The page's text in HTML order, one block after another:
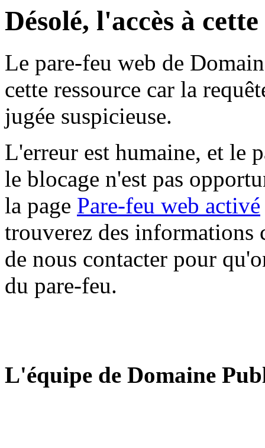
Désolé, l'accès à
Le pare-feu web de
cette ressource car la
jugée suspicieuse.
L'erreur est humaine, et le
le blocage n'est pas
la page Pare-feu web activé
trouverez des informations
de nous contacter pour
du pare-feu.
L'équipe de Domaine